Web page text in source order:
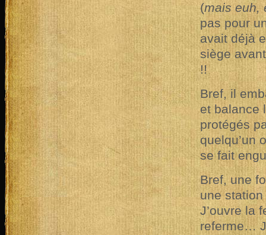
(mais euh,
pas pour
avait déjà
siège
!!
Bref, il
et balance
protégés
quelqu’un
se fait
Bref, une
une
J’ouvre la
referme…